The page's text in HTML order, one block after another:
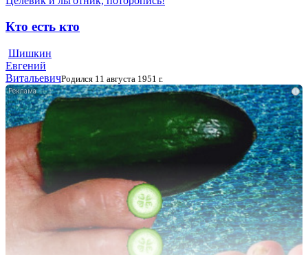
Кто есть кто
Шишкин
Евгений
ВитальевичРодился 11 августа 1951 г.
i